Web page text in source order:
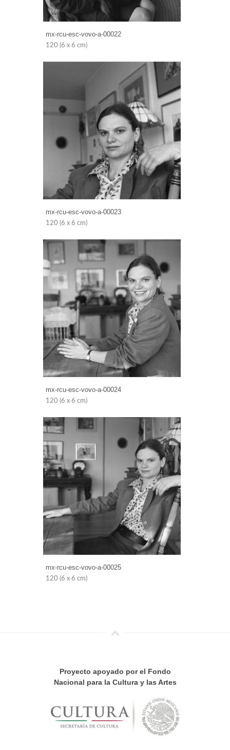
mx-rcu-esc-vovo-a-00022
120 (6 x 6 cm)
mx-rcu-esc-vovo-a-00023
120 (6 x 6 cm)
mx-rcu-esc-vovo-a-00024
120 (6 x 6 cm)
mx-rcu-esc-vovo-a-00025
120 (6 x 6 cm)
Proyecto apoyado por el Fondo
Nacional para la Cultura y las Artes